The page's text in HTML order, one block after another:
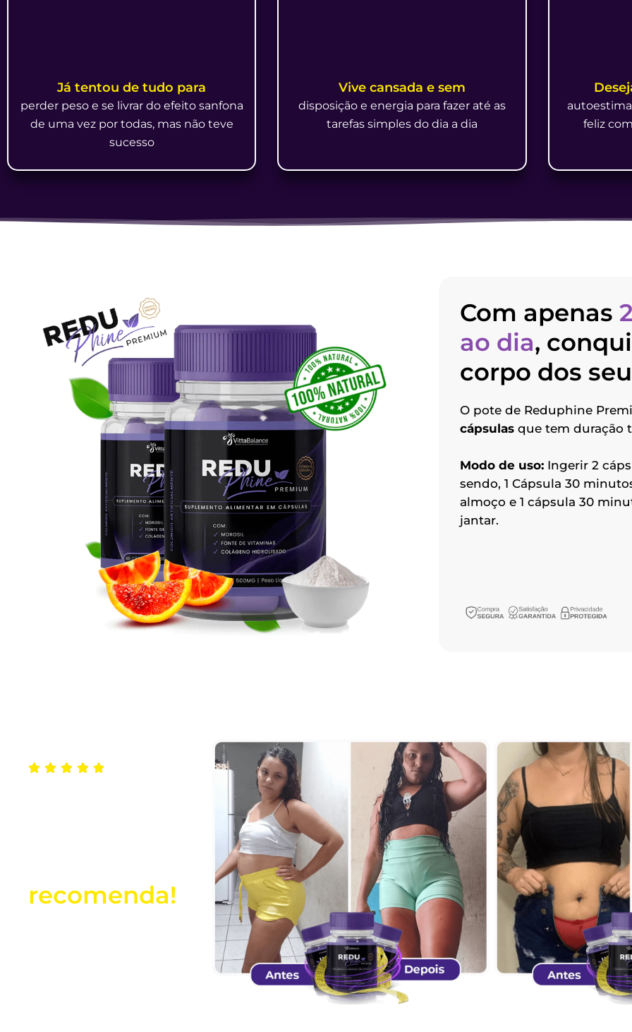
Já tentou de tudo para
perder peso e se livrar do efeito sanfona
de uma vez por todas, mas não teve
sucesso
Vive cansada e sem
disposição e energia para fazer até as
tarefas simples do dia a dia
feliz
Com apenas
ao dia,
corpo dos
O pote de Reduphine
cápsulas que tem duração
Modo de uso: Ingerir 2
sendo, 1 Cápsula 30
almoço e 1 cápsula 30
jantar.
recomenda!